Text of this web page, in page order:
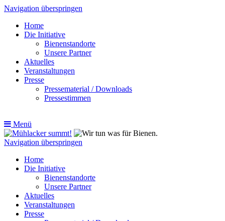
Navigation überspringen
Home
Die Initiative
Bienenstandorte
Unsere Partner
Aktuelles
Veranstaltungen
Presse
Pressematerial / Downloads
Pressestimmen
Menü
Navigation überspringen
Home
Die Initiative
Bienenstandorte
Unsere Partner
Aktuelles
Veranstaltungen
Presse